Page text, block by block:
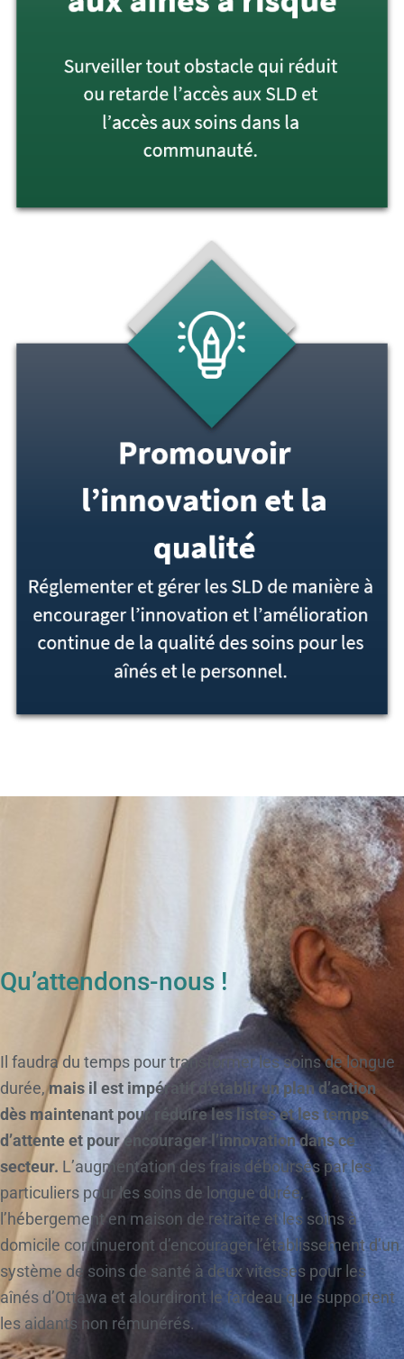
Qu’attendons-nous !
Il faudra du temps pour transformer les soins de longue
durée,mais il est impératif d’établir un plan d’action
dès maintenant pour réduire les listes et les temps
d’attente et pour encourager l’innovation dans ce
secteur. L’augmentation des frais déboursés par les
particuliers pour les soins de longue durée,
l’hébergement en maison de retraite et les soins à
domicile continueront d’encourager l’établissement d’un
système de soins de santé à deux vitesses pour les
aînés d’Ottawa et alourdiront le fardeau que supportent
les aidants non rémunérés.